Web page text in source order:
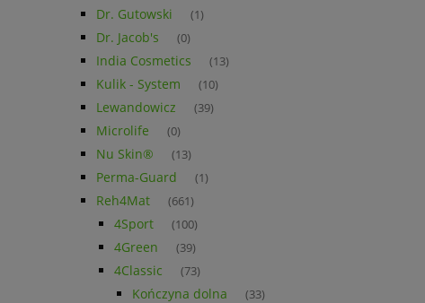
Dr. Gutowski (1)
Dr. Jacob's (0)
India Cosmetics (13)
Kulik - System (10)
Lewandowicz (39)
Microlife (0)
Nu Skin® (13)
Perma-Guard (1)
Reh4Mat (661)
4Sport (100)
4Green (39)
4Classic (73)
Kończyna dolna (33)